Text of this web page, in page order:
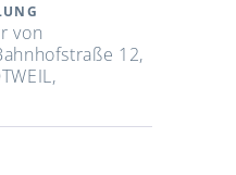
von
12,